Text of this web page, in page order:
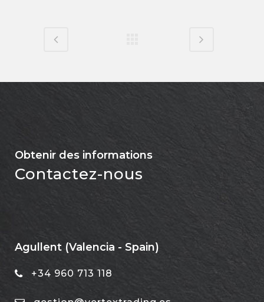
Obtenir des informations
Contactez-nous
Agullent (Valencia - Spain)
+34 960 713 118